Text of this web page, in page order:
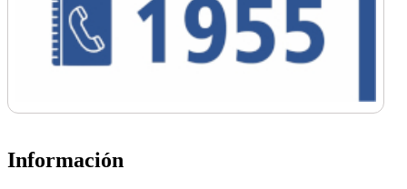
Información